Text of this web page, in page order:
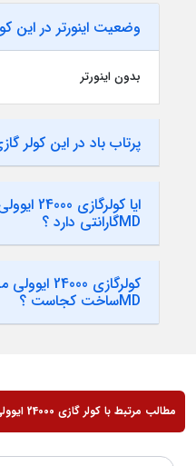
وضعيت اينورتر در این
بدون اينورتر
پرتاب باد در این کولر
MDگارانتی دارد ؟
MDساخت کجاست ؟
مطالب مرتبط با کولر گازی 24000 ایوولی مدل EVCIS-24K-MD